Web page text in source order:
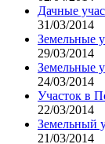
Дачные
31/03/2014
Земельные
29/03/2014
Земельные
24/03/2014
Участок в
22/03/2014
Земельный
21/03/2014